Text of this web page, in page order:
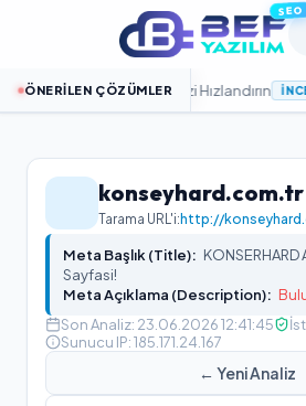
SEO
ÖNERILEN ÇÖZÜMLER
Sunucularla Sitenizi Hızlandırın İNCELE
konseyhard.com.tr
Tarama URL'i:http://
Meta Başlık (Title):
Sayfasi!
Meta Açıklama (Description):
Son Analiz: 23.06.2026 12:41:45
Sunucu IP:185.171.24.167
← Yeni Analiz